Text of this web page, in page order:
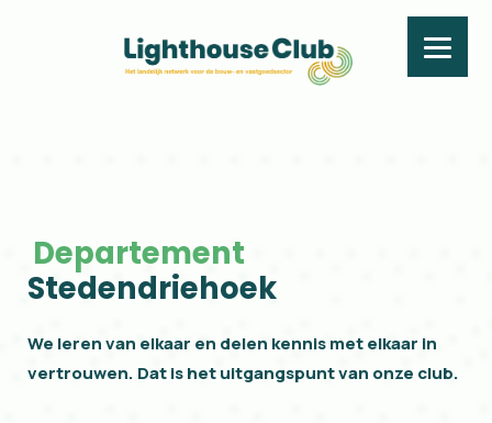
Stedendriehoek
Departement
Stedendriehoek
We leren van elkaar en delen kennis met elkaar in
vertrouwen. Dat is het uitgangspunt van onze club.